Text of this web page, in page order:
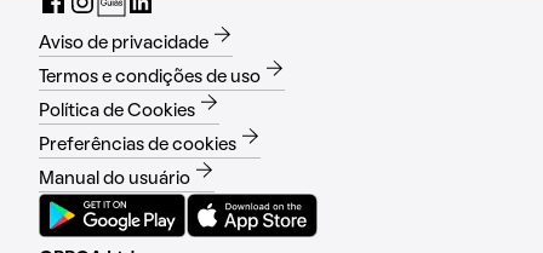
Aviso de privacidade
Termos e condições de uso
Política de Cookies
Preferências de cookies
Manual do usuário